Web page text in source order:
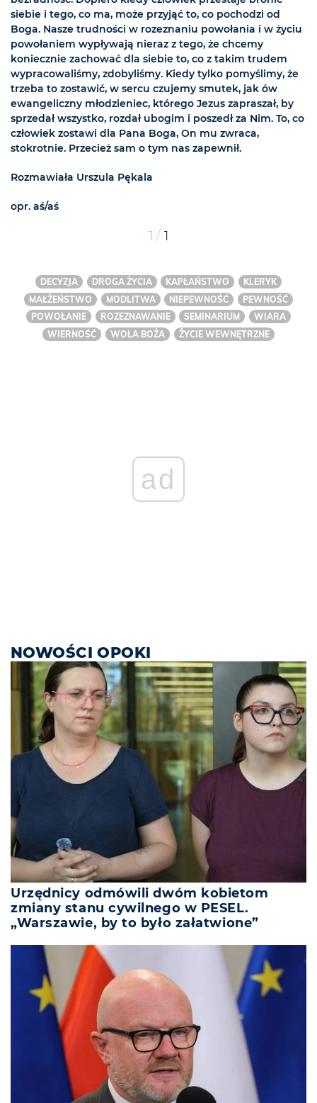
siebie i tego, co ma, może przyjąć to, co pochodzi od
Boga. Nasze trudności w rozeznaniu powołania i w życiu
powołaniem wypływają nieraz z tego, że chcemy
koniecznie zachować dla siebie to, co z takim trudem
wypracowaliśmy, zdobyliśmy. Kiedy tylko pomyślimy, że
trzeba to zostawić, w sercu czujemy smutek, jak ów
ewangeliczny młodzieniec, którego Jezus zapraszał, by
sprzedał wszystko, rozdał ubogim i poszedł za Nim. To, co
człowiek zostawi dla Pana Boga, On mu zwraca,
stokrotnie. Przecież sam o tym nas zapewnił.
Rozmawiała Urszula Pękala
opr. aś/aś
1 / 1
DECYZJA DROGA ŻYCIA KAPŁAŃSTWO
KLERYK
MAŁŻEŃSTWO
MODLITWA NIEPEWNOŚĆ
PEWNOŚĆ
POWOŁANIE
ROZEZNAWANIE SEMINARIUM
WIARA
WIERNOŚĆ
WOLA BOŻA ŻYCIE WEWNĘTRZNE
ad
NOWOŚCI OPOKI
Urzędnicy odmówili dwóm kobietom
zmiany stanu cywilnego w PESEL.
„Warszawie, by to było załatwione”